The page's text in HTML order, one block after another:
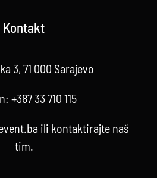
Kontakt
3, 71 000 Sarajevo
+387 33 710 115
ili kontaktirajte naš
tim.